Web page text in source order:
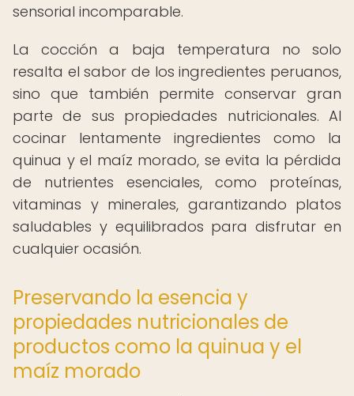
sensorial incomparable.
La cocción a baja temperatura no solo
resalta el sabor de los ingredientes peruanos,
sino que también permite conservar gran
parte de sus propiedades nutricionales. Al
cocinar lentamente ingredientes como la
quinua y el maíz morado, se evita la pérdida
de nutrientes esenciales, como proteínas,
vitaminas y minerales, garantizando platos
saludables y equilibrados para disfrutar en
cualquier ocasión.
Preservando la esencia y
propiedades nutricionales de
productos como la quinua y el
maíz morado